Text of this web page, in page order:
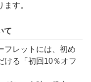
す。
て
フレットには、初め
ける「初回10％オフ